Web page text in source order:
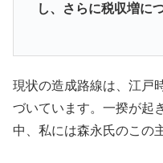
し、さらに税収増に
現状の造成路線は、江戸
づいています。一揆が起
中、私には森永氏のこの